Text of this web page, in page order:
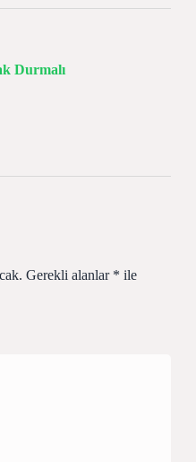
Durmalı
Gerekli alanlar * ile